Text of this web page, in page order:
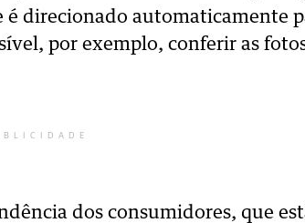
é direcionado automaticamente
por exemplo, conferir as
dos consumidores, que